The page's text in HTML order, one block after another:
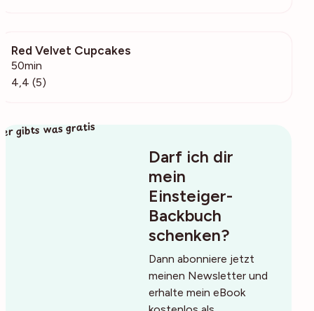
Red Velvet Cupcakes
50min
4,4 (5)
Darf ich dir
mein
Einsteiger-
Backbuch
schenken?
Dann abonniere jetzt
meinen Newsletter und
erhalte mein eBook
gibts was gratis